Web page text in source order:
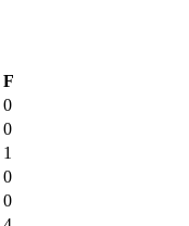
F
0
0
1
0
0